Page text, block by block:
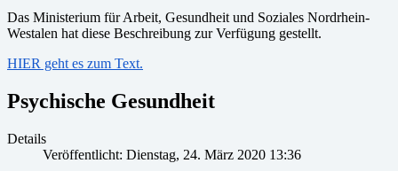
Das Ministerium für Arbeit, Gesundheit und Soziales Nordrhein-
Westalen hat diese Beschreibung zur Verfügung gestellt.
HIER geht es zum Text.
Psychische Gesundheit
Details
Veröffentlicht: Dienstag, 24. März 2020 13:36